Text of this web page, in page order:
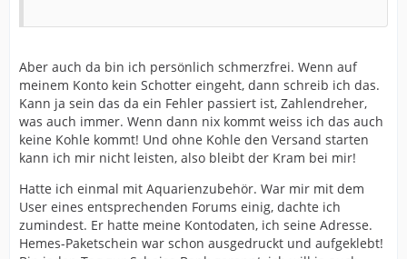
Aber auch da bin ich persönlich schmerzfrei. Wenn auf
meinem Konto kein Schotter eingeht, dann schreib ich das.
Kann ja sein das da ein Fehler passiert ist, Zahlendreher,
was auch immer. Wenn dann nix kommt weiss ich das auch
keine Kohle kommt! Und ohne Kohle den Versand starten
kann ich mir nicht leisten, also bleibt der Kram bei mir!
Hatte ich einmal mit Aquarienzubehör. War mir mit dem
User eines entsprechenden Forums einig, dachte ich
zumindest. Er hatte meine Kontodaten, ich seine Adresse.
Hemes-Paketschein war schon ausgedruckt und aufgeklebt!